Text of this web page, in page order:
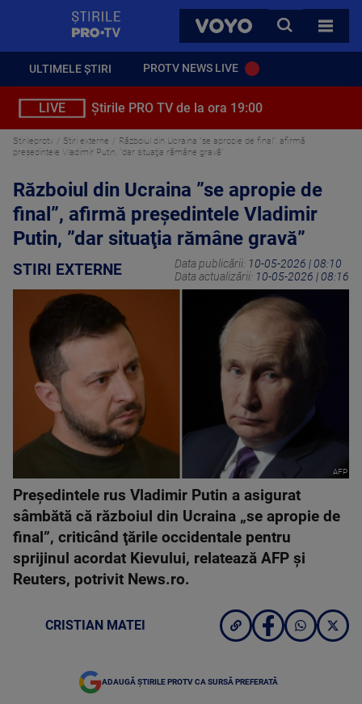
VOYO
CAUTA
TOATE
ULTIMELE ȘTIRI PROTV NEWS LIVE
LIVE Știrile PRO TV de la ora 19:00
Stirileprotv Stiri externe
Războiul din Ucraina ”se apropie de final”, afirmă
președintele Vladimir Putin, ”dar situaţia rămâne gravă”
Războiul din Ucraina ”se apropie de
final”, afirmă președintele Vladimir
Putin, ”dar situaţia rămâne gravă”
STIRI EXTERNE Data publicării: 10-05-2026 | 08:10
Data actualizării: 10-05-2026 | 08:16
AFP
Preşedintele rus Vladimir Putin a asigurat
sâmbătă că războiul din Ucraina „se apropie de
final”, criticând ţările occidentale pentru
sprijinul acordat Kievului, relatează AFP şi
Reuters, potrivit News.ro.
CRISTIAN MATEI
ADAUGĂ ȘTIRILE PROTV CA SURSĂ PREFERATĂ